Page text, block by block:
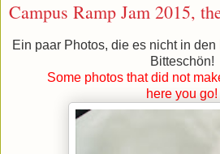
Campus Ramp Jam 2015,
Ein paar Photos, die es nicht in
Bitteschön!
Some photos that did not
here you go!